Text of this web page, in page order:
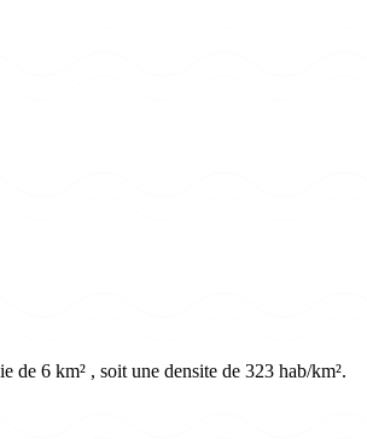
de 6 km² , soit une densite de 323 hab/km².